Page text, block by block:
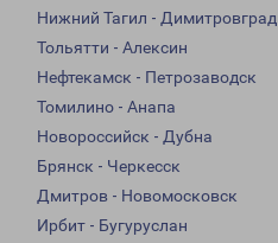
Нижний Тагил - Димитровград
Тольятти - Алексин
Нефтекамск - Петрозаводск
Томилино - Анапа
Новороссийск - Дубна
Брянск - Черкесск
Дмитров - Новомосковск
Ирбит - Бугуруслан